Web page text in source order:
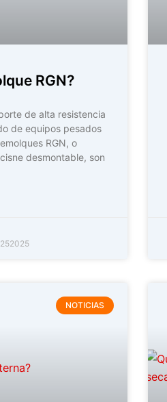
RGN?
de alta resistencia
de equipos pesados
RGN, o
desmontable, son
NOTICIAS